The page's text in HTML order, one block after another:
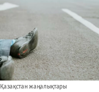
Қазақстан жаңалықтары